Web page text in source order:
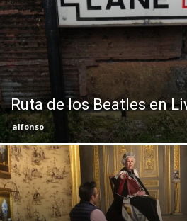
Eyes
Ruta de los Beatles en
alfonso